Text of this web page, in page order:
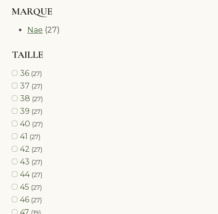
MARQUE
Nae (27)
TAILLE
36 (27)
37 (27)
38 (27)
39 (27)
40 (27)
41 (27)
42 (27)
43 (27)
44 (27)
45 (27)
46 (27)